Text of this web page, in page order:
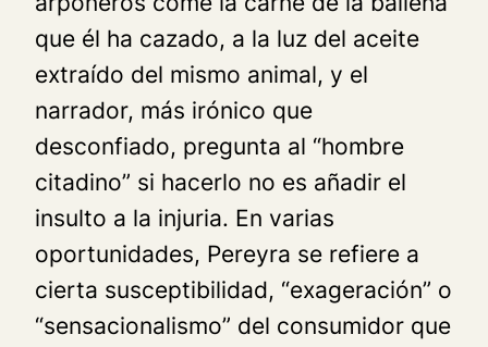
que él ha cazado, a la luz del aceite
extraído del mismo animal, y el
narrador, más irónico que
desconfiado, pregunta al “hombre
citadino” si hacerlo no es añadir el
insulto a la injuria. En varias
oportunidades, Pereyra se refiere a
cierta susceptibilidad, “exageración” o
“sensacionalismo” del consumidor que